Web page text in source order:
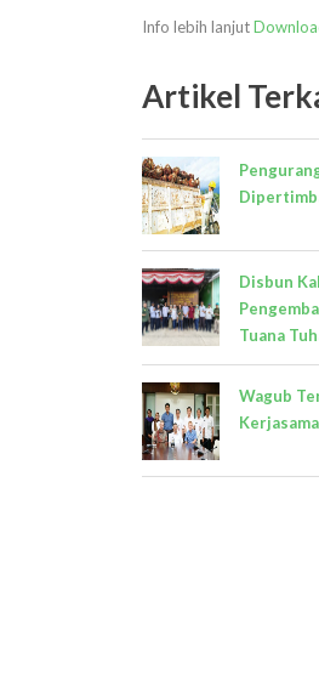
Info lebih lanjut
Artikel
Disbun
Tuana
Wagub